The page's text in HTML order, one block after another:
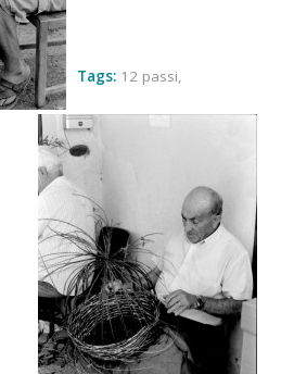
Tags: 12 passi,